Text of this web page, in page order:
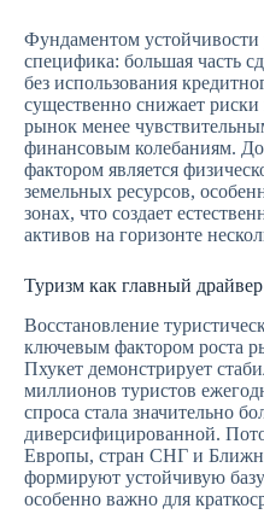
Фундаментом устойчивости
специфика: большая часть
без использования
существенно снижает риски
рынок менее
финансовым колебаниям.
фактором является
земельных ресурсов,
зонах, что создает
активов на горизонте
Туризм как главный
Восстановление
ключевым фактором роста
Пхукет демонстрирует
миллионов туристов
спроса стала значительно
диверсифицированной.
Европы, стран СНГ и
формируют устойчивую
особенно важно для